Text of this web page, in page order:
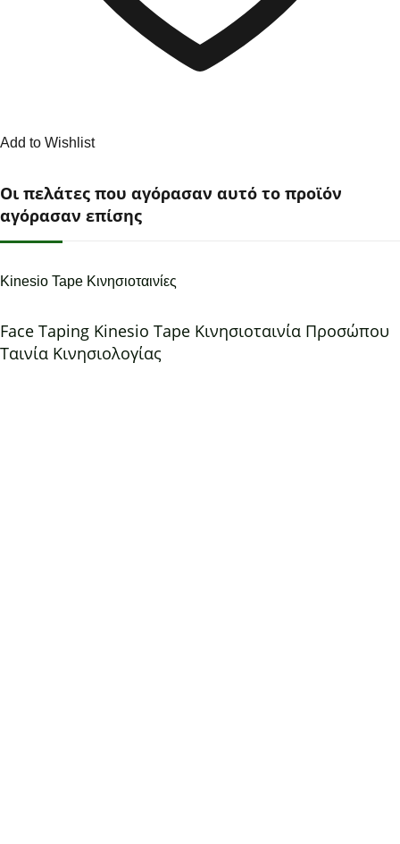
Add to Wishlist
Οι πελάτες που αγόρασαν αυτό το προϊόν
αγόρασαν επίσης
Kinesio Tape Κινησιοταινίες
Face Taping Kinesio Tape Κινησιοταινία Προσώπου
Ταινία Κινησιολογίας